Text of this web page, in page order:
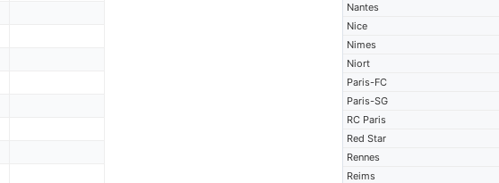
Nantes
Nice
Nimes
Niort
Paris-FC
Paris-SG
RC Paris
Red Star
Rennes
Reims